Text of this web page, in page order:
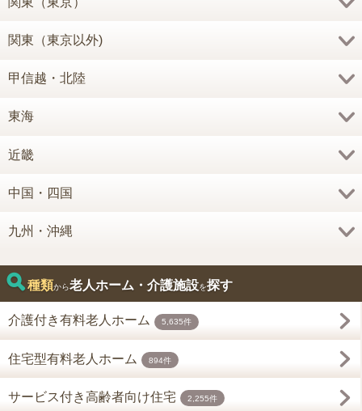
関東（東京以外)
甲信越・北陸
東海
近畿
中国・四国
九州・沖縄
種類から老人ホーム・介護施設を探す
介護付き有料老人ホーム 5,635件
住宅型有料老人ホーム 894件
サービス付き高齢者向け住宅 2,255件